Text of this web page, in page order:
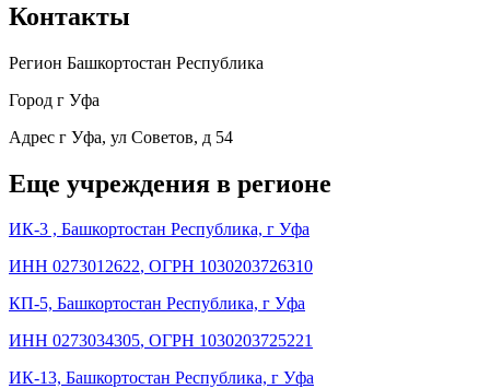
Контакты
Регион Башкортостан Республика
Город г Уфа
Адрес г Уфа, ул Советов, д 54
Еще учреждения в регионе
ИК-3 , Башкортостан Республика, г Уфа
ИНН 0273012622, ОГРН 1030203726310
КП-5, Башкортостан Республика, г Уфа
ИНН 0273034305, ОГРН 1030203725221
ИК-13, Башкортостан Республика, г Уфа